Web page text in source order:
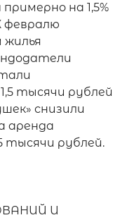
на 1,5%
февралю
тысячи рублей
снизили
аренда
тысячи рублей.
И